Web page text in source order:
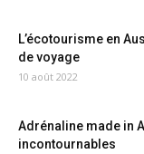
L’écotourisme en
de voyage
10 août 2022
Adrénaline made in
incontournables